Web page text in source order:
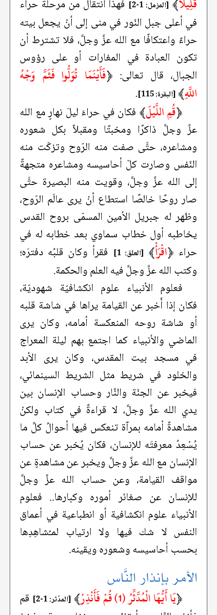
قَلِيلًا﴾ [المزمل: 1-2]
فهذا انتقال من مرحلة حراء
في أعلى جبل النّور في منى إلى أنْ يجعل بيته
حراءً واعتكافًا مع الله عزَّ وجلَّ، فلا تشترط أن
تكون العبادة في المغارات أو على رؤوس
الجبال، قال تعالى: ﴿فَأَيْنَمَا تُوَلُّوا فَثَمَّ وَجْهُ
اللَّهِ﴾ [البقرة: 115] .
﴿قُمِ اللَّيْلَ﴾ فكان في حراءَ ليلَ نهارٍ مع الله
عزَّ وجلَّ ذاكرًا ومخبتًا ومقبلاً بكل شعوره
ومشاعره، حتَّى صفت منه الرّوح وتزكّت منه
النّفس وصارت كلّ أحاسيسه ومشاعره متجهةً
إلى الله عزَّ وجلَّ، وقويت منه البصيرة حتَّى
صار روحًا خالصًا استطاع أنْ يرى عالَم الرّوح،
وظهر له جبريل الأمين المسمّى بروح القدس
يخاطبه أول خطاب سماوي بعد خطابه له في
حراء ﴿اقْرَأْ﴾ [العلق: 1]
فقرأ وكان قلبُه دفترَه؛
وكتب الله عزَّ وجلَّ فيه العلم والحكمة.
فعلوم الأنبياء علوم انكشافيّة شهوديّة،
فكان إذا أَخبر عن القيامة يراها في شاشة قلبه
أو شاشة روحه المنعكسة أمامه، وكان يرى
الماضي والأنبياء كما اجتمع بهم ليلة المعراج
في مسجد بيت المقدس، وكان يرى الأبد
والخلود في شريط مثل الشريط السينمائي،
فيخبر عن الجنّة والنَّار وحساب الإنسان بين
يدي الله عزَّ وجلَّ، لا قراءةً في كتاب ولكنْ
مشاهدةً أمامه بمرآة تنعكس فيها أحوالُ كلِّ ما
يُسْعِدُ معرفتَه للإنسان، فكان يُخبر عن حساب
الإنسان مع الله عزَّ وجلَّ ويخبر عن مشاهدةٍ عن
مواقف القيامة، وعن حساب الله عزَّ وجلَّ
للإنسان عن صغائر أموره وكبارها.. فعلوم
الأنبياء علوم انكشافية أو انطباعية في أعماق
النفس لا شك فيها ولا ارتياب لمـُشاهِدِها
بحسب أحاسيسه وشعوره ويقينه.
الأمر بإنذار النَّاس
﴿يَا أَيُّهَا الْمُدَّثِّرُ (1) قُمْ فَأَنْذِرْ ﴾ [المدّثر: 1-2]
قم